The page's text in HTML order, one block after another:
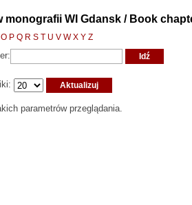
monografii WI Gdansk / Book
O P Q R S T U V W X Y Z
parametrów przeglądania.